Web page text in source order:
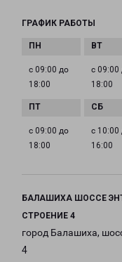
ГРАФИК РАБОТЫ
с 09:00 до
18:00
с 09:00
18:00
с 09:00 до
18:00
с 10:00
16:00
БАЛАШИХА ШОССЕ
СТРОЕНИЕ 4
город Балашиха,
4